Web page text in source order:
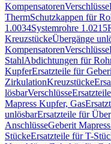
KompensatorenVerschlüsse
ThermSchutzkappen für
1.0034Systemrohre 1.0215
KreuzstückeÜbergänge
KompensatorenVerschlüsse
StahlAbdichtungen für
KupferErsatzteile für
ZirkulationKreuzstücke
lösbarVerschlüsse
Mapress Kupfer, Gas
unlösbarErsatzteile für
AnschlüsseGeberit
StückeErsatzteile für T-